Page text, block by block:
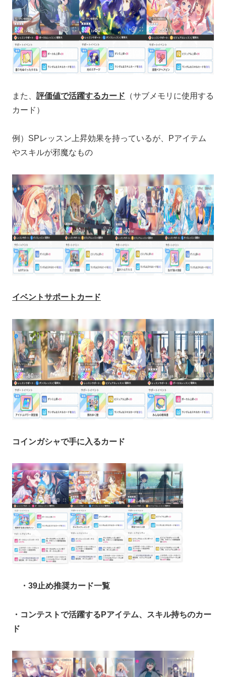
また、 評価値で活躍するカード （サブメモリに使用する
カード）
例）SPレッスン上昇効果を持っているが、Pアイテム
やスキルが邪魔なもの
イベントサポートカード
コインガシャで手に入るカード
・39止め推奨カード一覧
・コンテストで活躍するPアイテム、スキル持ちのカー
ド